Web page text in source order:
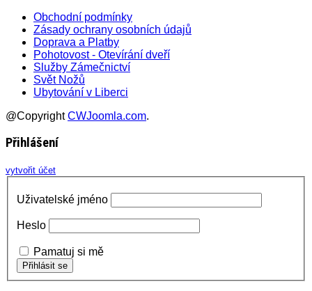
Obchodní podmínky
Zásady ochrany osobních údajů
Doprava a Platby
Pohotovost - Otevírání dveří
Služby Zámečnictví
Svět Nožů
Ubytování v Liberci
@CopyrightCWJoomla.com.
Přihlášení
vytvořit účet
Uživatelské jméno
Heslo
Pamatuj si mě